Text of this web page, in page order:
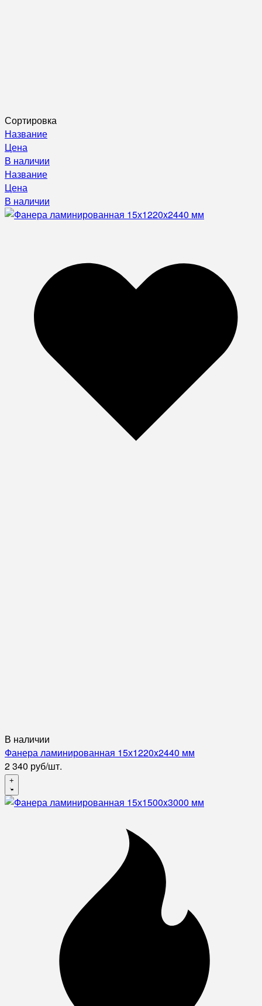
Сортировка
Название
Цена
В наличии
Название
Цена
В наличии
В наличии
Фанера ламинированная 15х1220x2440 мм
2 340 руб/шт.
+